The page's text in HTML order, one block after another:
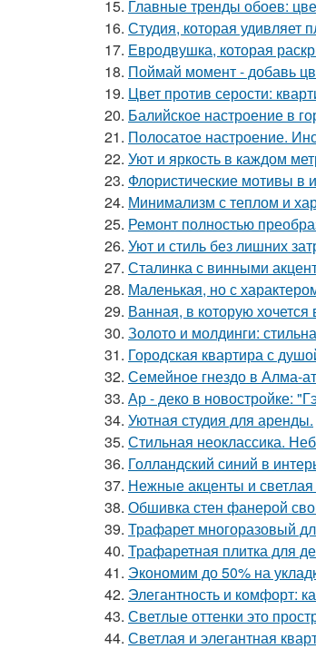
15. Главные тренды обоев:
16. Студия, которая удивляет
17. Евродвушка, которая
18. Поймай момент - добавь
19. Цвет против серости:
20. Балийское настроение в
21. Полосатое настроение.
22. Уют и яркость в каждом
23. Флористические мотивы в
24. Минимализм с теплом и
25. Ремонт полностью
26. Уют и стиль без лишних
27. Сталинка с винными
28. Маленькая, но с
29. Ванная, в которую хочется
30. Золото и молдинги:
31. Городская квартира с
32. Семейное гнездо в Алма-
33. Ар - деко в новостройке:
34. Уютная студия для аренды.
35. Стильная неоклассика.
36. Голландский синий в
37. Нежные акценты и
38. Обшивка стен фанерой
39. Трафарет многоразовый
40. Трафаретная плитка для
41. Экономим до 50% на
42. Элегантность и комфорт:
43. Светлые оттенки это
44. Светлая и элегантная